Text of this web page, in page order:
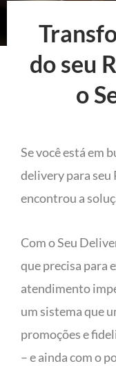
do seu
o
Se você está em
delivery para
encontrou a
Com o Seu
que precisa para
atendimento
um sistema que
promoções e
– e ainda com o